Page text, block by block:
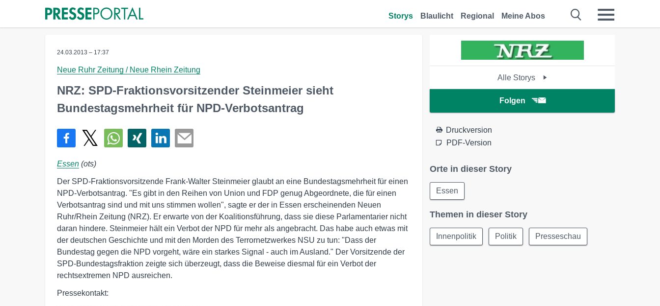
Storys Blaulicht Regional Meine Abos
24.03.2013 – 17:37
Neue Ruhr Zeitung / Neue Rhein Zeitung
NRZ: SPD-Fraktionsvorsitzender Steinmeier sieht
Bundestagsmehrheit für NPD-Verbotsantrag
Essen (ots)
Der SPD-Fraktionsvorsitzende Frank-Walter Steinmeier glaubt an eine Bundestagsmehrheit für einen
NPD-Verbotsantrag. "Es gibt in den Reihen von Union und FDP genug Abgeordnete, die für einen
Verbotsantrag sind und mit uns stimmen wollen", sagte er der in Essen erscheinenden Neuen
Ruhr/Rhein Zeitung (NRZ). Er erwarte von der Koalitionsführung, dass sie diese Parlamentarier nicht
daran hindere. Steinmeier hält ein Verbot der NPD für mehr als angebracht. Das habe auch etwas mit
der deutschen Geschichte und mit den Morden des Terrornetzwerkes NSU zu tun: "Dass der
Bundestag gegen die NPD vorgeht, wäre ein starkes Signal - auch im Ausland." Der Vorsitzende der
SPD-Bundestagsfraktion zeigte sich überzeugt, dass die Beweise diesmal für ein Verbot der
rechtsextremen NPD ausreichen.
Pressekontakt:
Alle Storys
Folgen
Druckversion
PDF-Version
Orte in dieser Story
Essen
Themen in dieser Story
Innenpolitik Politik Presseschau